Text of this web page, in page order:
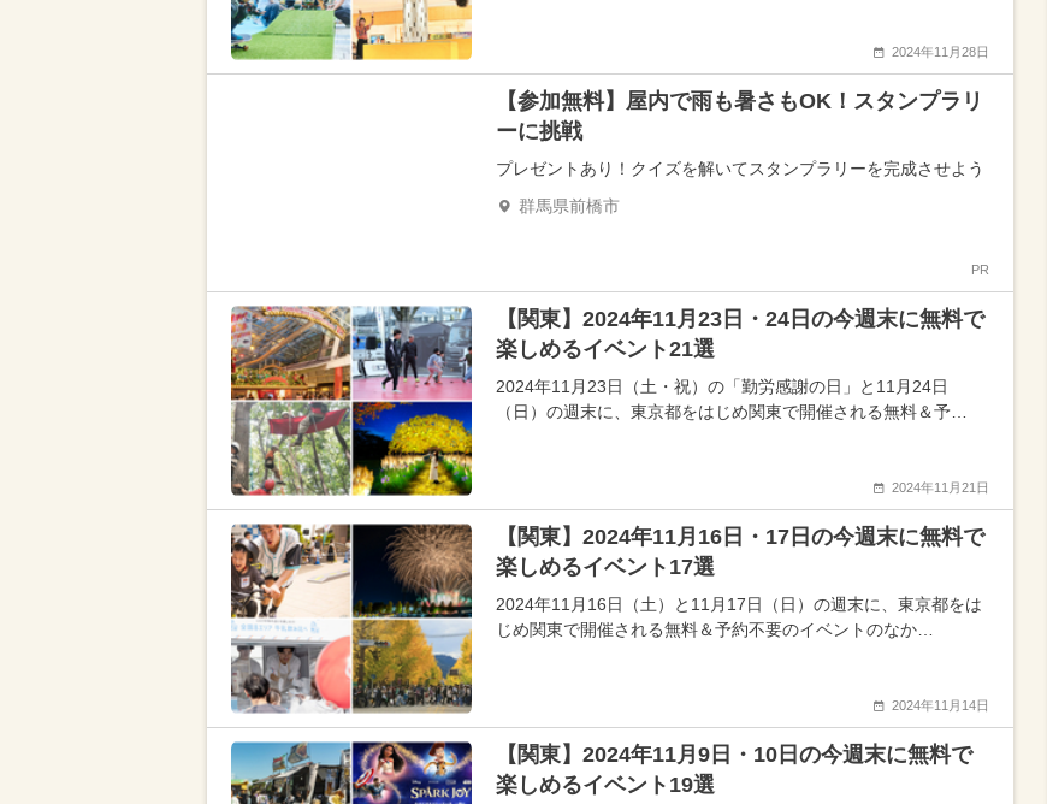
2024年11月28日
【参加無料】屋内で雨も暑さもOK！スタンプラリ
ーに挑戦
プレゼントあり！クイズを解いてスタンプラリーを完成させよう
群馬県前橋市
PR
【関東】2024年11月23日・24日の今週末に無料で
楽しめるイベント21選
2024年11月23日（土・祝）の「勤労感謝の日」と11月24日
（日）の週末に、東京都をはじめ関東で開催される無料＆予…
2024年11月21日
【関東】2024年11月16日・17日の今週末に無料で
楽しめるイベント17選
2024年11月16日（土）と11月17日（日）の週末に、東京都をは
じめ関東で開催される無料＆予約不要のイベントのなか…
2024年11月14日
【関東】2024年11月9日・10日の今週末に無料で
楽しめるイベント19選